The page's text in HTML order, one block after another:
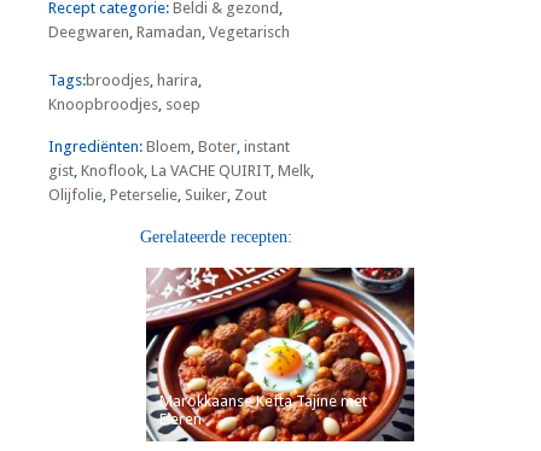
Recept categorie:Beldi & gezond ,
Deegwaren,Ramadan,Vegetarisch
Tags:broodjes, harira,
Knoopbroodjes, soep
Ingrediënten:Bloem,Boter,instant
gist,Knoflook,La VACHE QUIRIT,Melk,
Olijfolie,Peterselie, Suiker, Zout
Gerelateerde recepten:
Marokkaanse Kefta Tajine met
Eieren